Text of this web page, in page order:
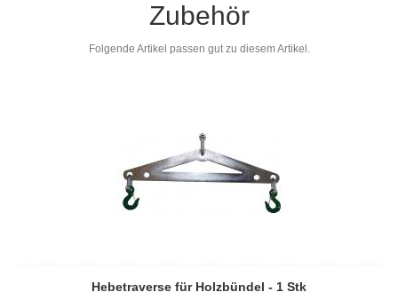
Zubehör
Folgende Artikel passen gut zu diesem Artikel.
Hebetraverse für Holzbündel - 1 Stk